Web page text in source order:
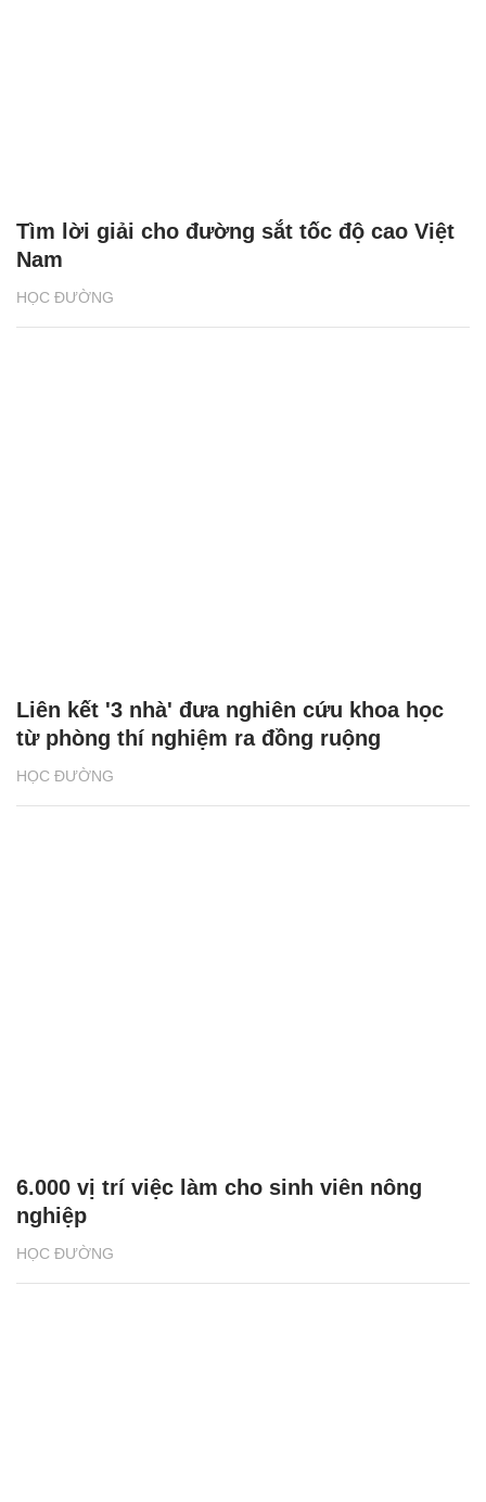
HỌC ĐƯỜNG
Tìm lời giải cho đường sắt tốc độ cao Việt
Nam
HỌC ĐƯỜNG
Liên kết '3 nhà' đưa nghiên cứu khoa học
từ phòng thí nghiệm ra đồng ruộng
HỌC ĐƯỜNG
6.000 vị trí việc làm cho sinh viên nông
nghiệp